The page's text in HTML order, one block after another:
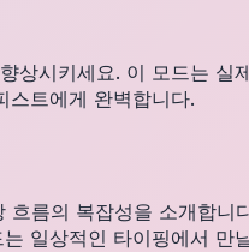
상시키세요. 이 모드는
스트에게 완벽합니다.
름의 복잡성을 소개합
일상적인 타이핑에서